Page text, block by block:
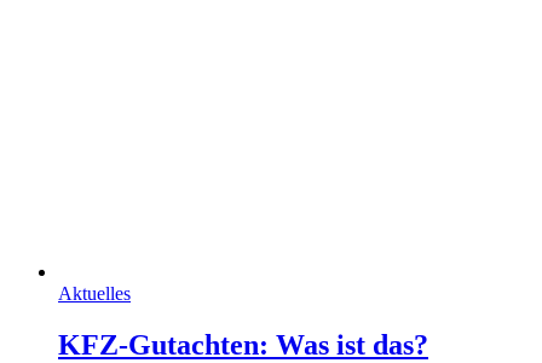
Aktuelles
KFZ-Gutachten: Was ist das?